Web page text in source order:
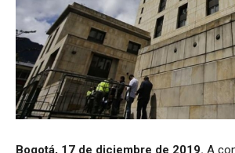
Bogotá, 17 de diciembre de 2019. A